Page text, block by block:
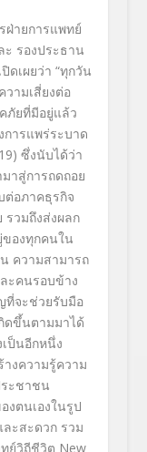
ฝ่ายการแพทย์
ะ รองประธาน
ปิดเผยว่า “ทุกวัน
วามเสี่ยงต่อ
ภัยที่มีอยู่แล้ว
การแพร่ระบาด
ซึ่งนับได้ว่า
าสู่การถดถอย
ต่อภาคธุรกิจ
รวมถึงส่งผลก
องทุกคนใน
ความสามารถ
ะคนรอบข้าง
ที่จะช่วยรับมือ
ดขึ้นตามมาได้
เป็นอีกหนึ่ง
างความรู้ความ
ะชาชน
งตนเองในรูป
ละสะดวก รวม
ย์วิถีชีวิต New